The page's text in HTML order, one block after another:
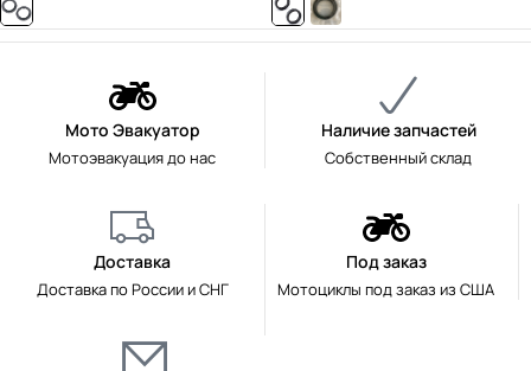
Мото Эвакуатор
Мотоэвакуация до нас
Наличие запчастей
Собственный склад
Доставка
Доставка по России и СНГ
Под заказ
Мотоциклы под заказ из США